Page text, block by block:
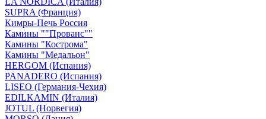
SUPRA (Франция)
Кимры-Печь Россия
Камины ""Прованс""
Камины "Кострома"
Камины "Медальон"
HERGOM (Испания)
PANADERO (Испания)
LISEO (Германия-Чехия)
EDILKAMIN (Италия)
JOTUL (Норвегия)